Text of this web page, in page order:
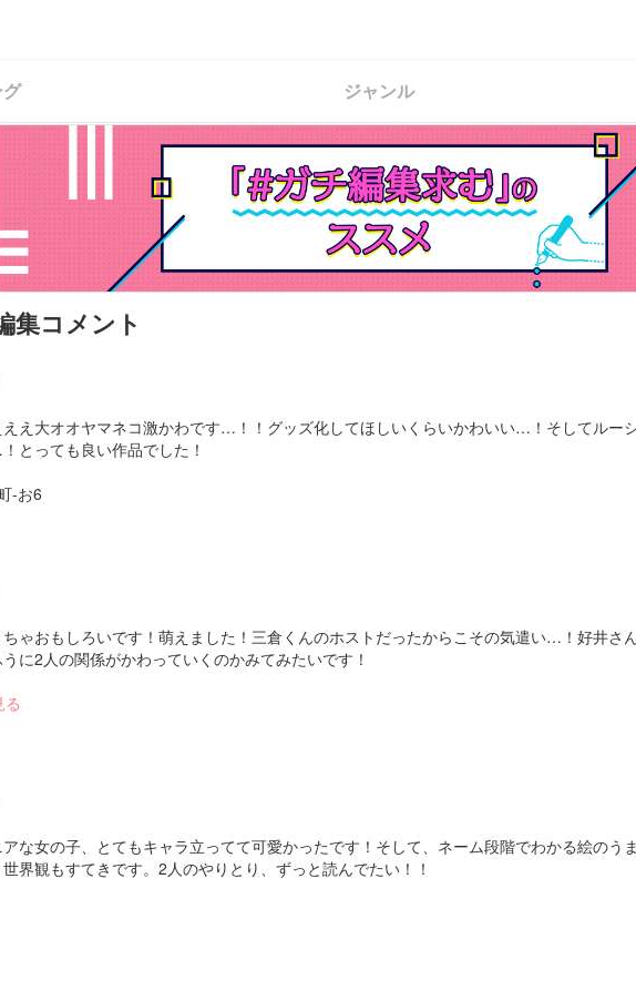
ジャンル
集コメント
ええ大オオヤマネコ激かわです…！！グッズ化してほしいくらいかわいい…！そしてルー
とっても良い作品でした！
-お6
ちゃおもしろいです！萌えました！三倉くんのホストだったからこその気遣い…！好井さ
に2人の関係がかわっていくのかみてみたいです！
る
アな女の子、とてもキャラ立ってて可愛かったです！そして、ネーム段階でわかる絵の
界観もすてきです。2人のやりとり、ずっと読んでたい！！